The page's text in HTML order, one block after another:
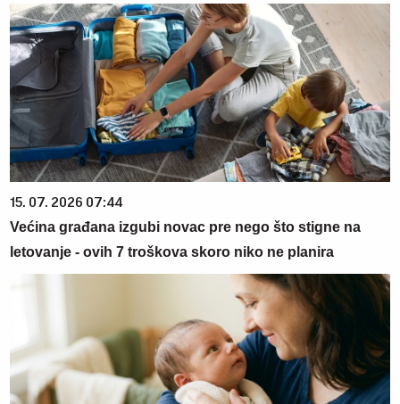
15. 07. 2026 07:44
Većina građana izgubi novac pre nego što stigne na
letovanje - ovih 7 troškova skoro niko ne planira